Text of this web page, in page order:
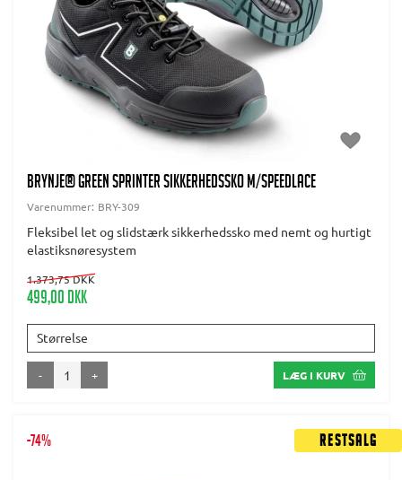
BRYNJE® Green Sprinter Sikkerhedssko m/speedlace
Varenummer: BRY-309
Fleksibel let og slidstærk sikkerhedssko med nemt og hurtigt
elastiksnøresystem
1.373,75 DKK
499,00 DKK
Størrelse
- + LÆG I KURV
Restsalg
-74%